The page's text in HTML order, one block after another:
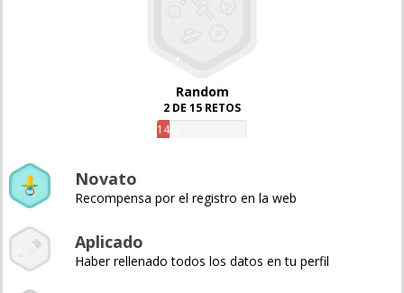
Random
2 DE 15 RETOS
14%
Novato
Recompensa por el registro en la web
Aplicado
Haber rellenado todos los datos en tu perfil